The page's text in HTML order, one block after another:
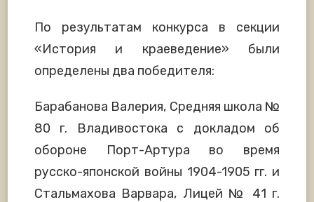
По результатам конкурса в секции
«История и краеведение» были
определены два победителя:
Барабанова Валерия, Средняя школа №
80 г. Владивостока с докладом об
обороне Порт-Артура во время
русско-японской войны 1904-1905 гг. и
Стальмахова Варвара, Лицей № 41 г.